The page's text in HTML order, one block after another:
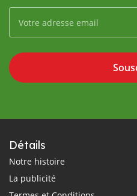
Détails
Notre histoire
La publicité